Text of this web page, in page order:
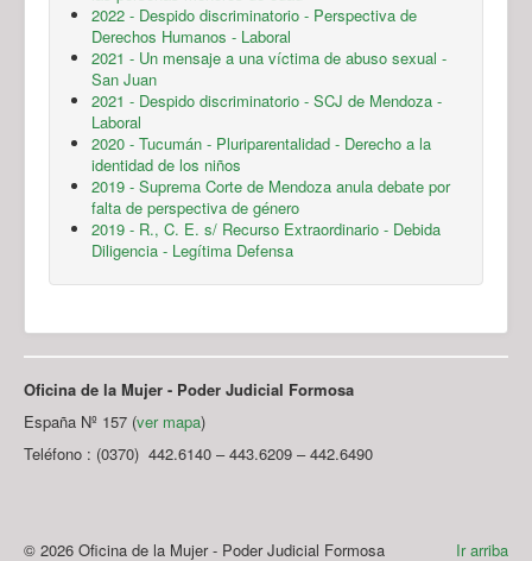
2022 - Despido discriminatorio - Perspectiva de
Derechos Humanos - Laboral
2021 - Un mensaje a una víctima de abuso sexual -
San Juan
2021 - Despido discriminatorio - SCJ de Mendoza -
Laboral
2020 - Tucumán - Pluriparentalidad - Derecho a la
identidad de los niños
2019 - Suprema Corte de Mendoza anula debate por
falta de perspectiva de género
2019 - R., C. E. s/ Recurso Extraordinario - Debida
Diligencia - Legítima Defensa
Oficina de la Mujer - Poder Judicial Formosa
España Nº 157 (ver mapa)
Teléfono : (0370) 442.6140 – 443.6209 – 442.6490
Ir arriba
© 2026 Oficina de la Mujer - Poder Judicial Formosa